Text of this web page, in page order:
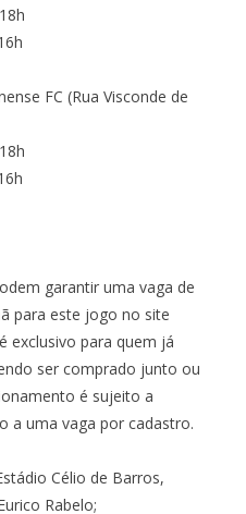
FC (Rua Visconde de
garantir uma vaga de
para este jogo no site
exclusivo para quem já
ser comprado junto ou
é sujeito a
a uma vaga por cadastro.
Célio de Barros,
Rabelo;